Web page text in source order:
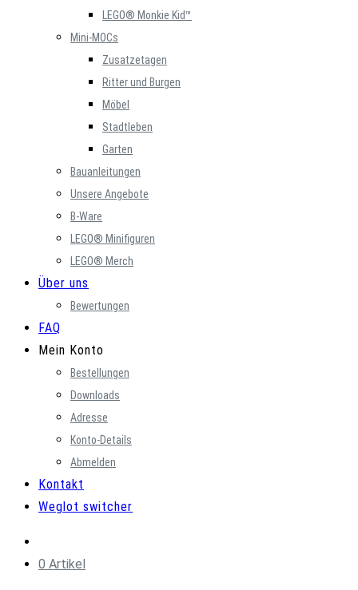
LEGO® Monkie Kid™
Mini-MOCs
Zusatzetagen
Ritter und Burgen
Möbel
Stadtleben
Garten
Bauanleitungen
Unsere Angebote
B-Ware
LEGO® Minifiguren
LEGO® Merch
Über uns
Bewertungen
FAQ
Mein Konto
Bestellungen
Downloads
Adresse
Konto-Details
Abmelden
Kontakt
Weglot switcher
0 Artikel